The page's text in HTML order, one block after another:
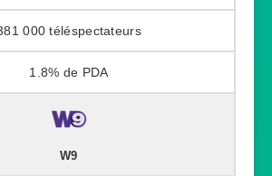
000
1.8%
W9